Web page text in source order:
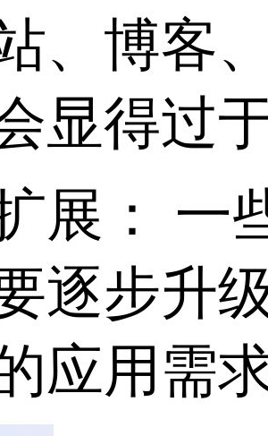
、博客
显得过
展： 一
逐步升
应用需